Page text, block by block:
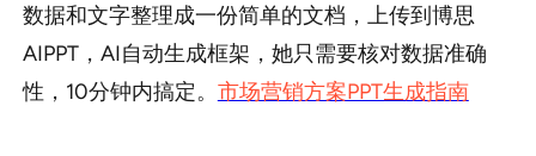
数据和文字整理成一份简单的文档，上传到博思
AIPPT，AI自动生成框架，她只需要核对数据准确
性，10分钟内搞定。 市场营销方案PPT生成指南